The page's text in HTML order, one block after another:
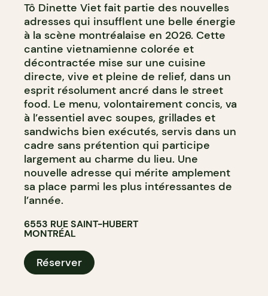
Tô Dinette Viet fait partie des nouvelles
adresses qui insufflent une belle énergie
à la scène montréalaise en 2026. Cette
cantine vietnamienne colorée et
décontractée mise sur une cuisine
directe, vive et pleine de relief, dans un
esprit résolument ancré dans le street
food. Le menu, volontairement concis, va
à l’essentiel avec soupes, grillades et
sandwichs bien exécutés, servis dans un
cadre sans prétention qui participe
largement au charme du lieu. Une
nouvelle adresse qui mérite amplement
sa place parmi les plus intéressantes de
l’année.
6553 RUE SAINT-HUBERT
MONTRÉAL
Réserver